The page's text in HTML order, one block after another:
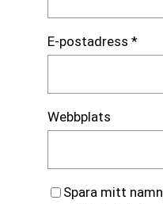
E-postadress *
Webbplats
Spara mitt